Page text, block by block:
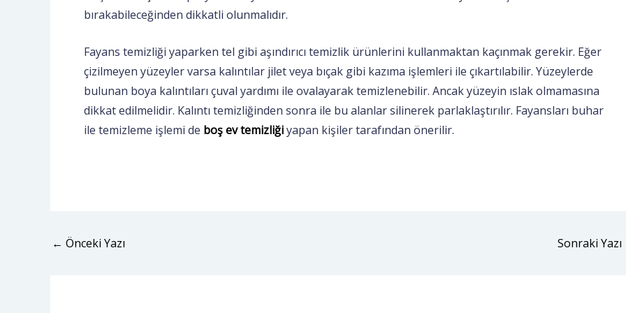
bırakabileceğinden dikkatli olunmalıdır.
Fayans temizliği yaparken tel gibi aşındırıcı temizlik ürünlerini kullanmaktan kaçınmak gerekir. Eğer
çizilmeyen yüzeyler varsa kalıntılar jilet veya bıçak gibi kazıma işlemleri ile çıkartılabilir. Yüzeylerde
bulunan boya kalıntıları çuval yardımı ile ovalayarak temizlenebilir. Ancak yüzeyin ıslak olmamasına
dikkat edilmelidir. Kalıntı temizliğinden sonra ile bu alanlar silinerek parlaklaştırılır. Fayansları buhar
ile temizleme işlemi de boş ev temizliğiyapan kişiler tarafından önerilir.
← Önceki Yazı Sonraki Yazı